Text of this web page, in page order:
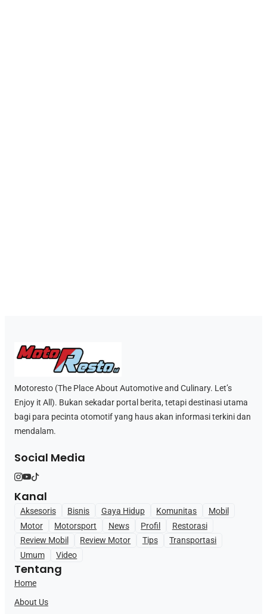
Motoresto (The Place About Automotive and Culinary. Let’s
Enjoy it All). Bukan sekadar portal berita, tetapi destinasi utama
bagi para pecinta otomotif yang haus akan informasi terkini dan
mendalam.
Social Media
Kanal
Aksesoris Bisnis Gaya Hidup Komunitas
Mobil
Motor
Motorsport News Profil
Restorasi
Review Mobil
Review Motor Tips
Transportasi
Umum
Video
Tentang
Home
About Us